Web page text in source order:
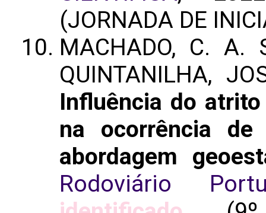
(JORNADA DE
MACHADO, C. A.
QUINTANILHA,
Influência do
na ocorrência de
abordagem
Rodoviário